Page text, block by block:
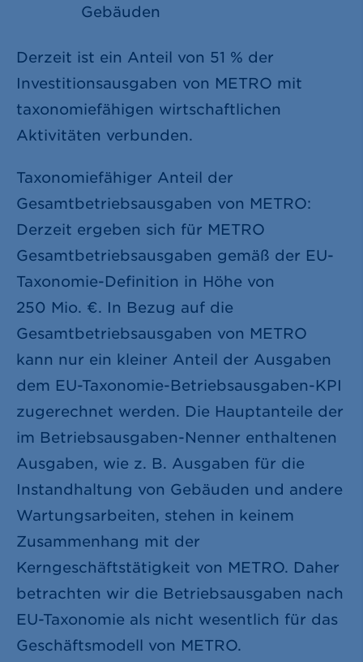
Gebäuden
Derzeit ist ein Anteil von 51 % der
Investitionsausgaben von METRO mit
taxonomiefähigen wirtschaftlichen
Aktivitäten verbunden.
Taxonomiefähiger Anteil der
Gesamtbetriebsausgaben von METRO:
Derzeit ergeben sich für METRO
Gesamtbetriebsausgaben gemäß der EU-
Taxonomie-Definition in Höhe von
250 Mio. €. In Bezug auf die
Gesamtbetriebsausgaben von METRO
kann nur ein kleiner Anteil der Ausgaben
dem EU-Taxonomie-Betriebsausgaben-KPI
zugerechnet werden. Die Hauptanteile der
im Betriebsausgaben-Nenner enthaltenen
Ausgaben, wie z. B. Ausgaben für die
Instandhaltung von Gebäuden und andere
Wartungsarbeiten, stehen in keinem
Zusammenhang mit der
Kerngeschäftstätigkeit von METRO. Daher
betrachten wir die Betriebsausgaben nach
EU-Taxonomie als nicht wesentlich für das
Geschäftsmodell von METRO.